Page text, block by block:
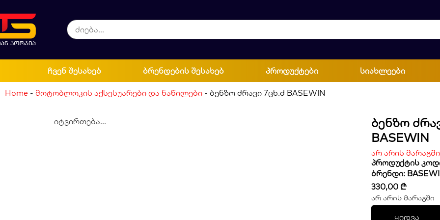
ჩვენ შესახებ ბრენდების შესახებ პროდუქტები სიახლეები
Home - მოტობლოკის აქსესუარები და ნაწილები - ბენზო ძრავი 7ცხ.ძ BASEWIN
იტვირთება...
Ბენზო
BASEWIN
არ არის მარაგში
პროდუქტის
ბრენდი:
330,00 ₾
არ არის მარაგში
ყიდვა